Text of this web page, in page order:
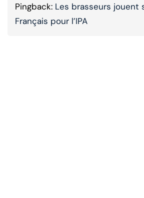
Pingback: Les brasseurs jouent
Français pour l’IPA